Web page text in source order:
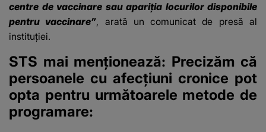
centre de vaccinare sau apariţia locurilor disponibile
pentru vaccinare”, arată un comunicat de presă al
instituţiei.
STS mai menționează: Precizăm că
persoanele cu afecţiuni cronice pot
opta pentru următoarele metode de
programare: